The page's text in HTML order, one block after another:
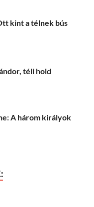
kint a télnek bús
téli hold
A három királyok